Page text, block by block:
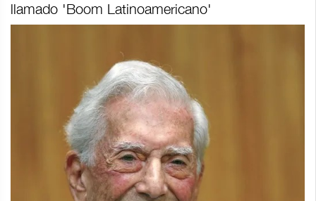
llamado 'Boom Latinoamericano'